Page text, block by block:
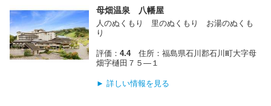
母畑温泉 八幡屋
人のぬくもり 里のぬくもり お湯のぬくも
り
評価：4.4住所：福島県石川郡石川町大字母
畑字樋田７５―１
► 詳しい情報を見る